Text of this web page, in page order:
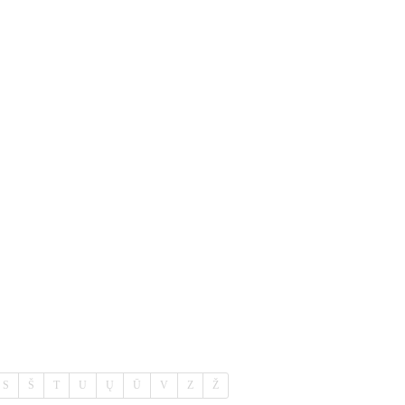
S Š T U Ų Ū V Z Ž